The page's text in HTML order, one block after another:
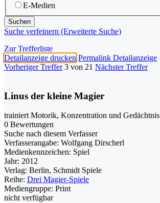
E-Medien
Suche verfeinern (Erweiterte Suche)
Zur Trefferliste
Detailanzeige drucken Permalink Detailanzeige
Vorheriger Treffer 3 von 21 Nächster Treffer
Linus der kleine Magier
trainiert Motorik, Konzentration und Gedächtnis
0 Bewertungen
Suche nach diesem Verfasser
Verfasserangabe: Wolfgang Dirscherl
Medienkennzeichen: Spiel
Jahr: 2012
Verlag: Berlin, Schmidt Spiele
Reihe: Drei Magier-Spiele
Mediengruppe: Print
nicht verfügbar